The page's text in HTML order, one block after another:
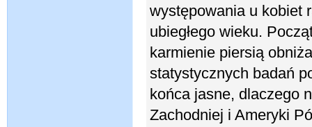
występowania u kobiet
ubiegłego wieku.
karmienie piersią
statystycznych badań
końca jasne, dlaczego
Zachodniej i Ameryki